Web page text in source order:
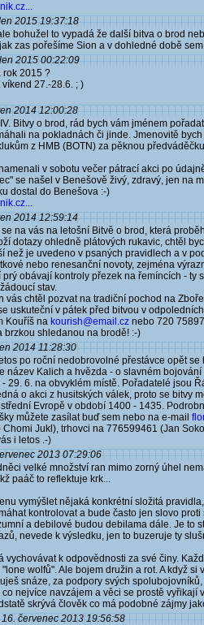
2015 19:37:18
bohužel to vypadá že další bitva o brod
zas pořešíme Sion a v dohledné době
2015 00:22:09
rok 2015 ?
27.-28.6. ; )
2014 12:00:28
Bitvy o brod, rád bych vám jménem
na pokladnách či jinde. Jmenovitě
z HMB (BOTN) za pěknou
v sobotu večer pátrací akci po
se našel v Benešově živý, zdravý, jen na
dostal do Benešova :-)
2014 12:59:14
na vás na letošní Bitvě o brod, která
dotazy ohledně plátových rukavic, chtěl
než je uvedeno v psaných pravidlech a v
nebo renesanční novoty, zejména
prý obávají kontroly přezek na řemíncích - ty
stav.
vás chtěl pozvat na tradiční pochod na
uskuteční v pátek před bitvou v
Kouříš na kourish@email.cz nebo 720
brzkou shledanou na brodě! :-)
2014 11:28:30
po roční nedobrovolné přestávce opět
název Kalich a hvězda - o slavném
29. 6. na obvyklém místě. Pořadatelé jsou
o akci z husitských válek, proto se bitvy
Evropě v období 1400 - 1435.
můžete zasílat buď sem nebo na e-mail
Jukl), trhovci na 776599461 (Jan
i letos .-)
2013 07:29:06
velké množství ran mimo zorný úhel
paáč to reflektuje krk...
vymýšlet nějaká konkrétní složitá
kontrolovat a bude často jen slovo
a debilové budou debilama dále. Je to
nevede k výsledku, jen to buzeruje ty
vychovávat k odpovědnosti za své činy.
wolfů". Ale bojem družin a rot. A když
snáze, za podpory svých
co nejvíce navzájem a věci se prostě
skrývá člověk co má podobné zájmy
16. červenec 2013 19:56:58